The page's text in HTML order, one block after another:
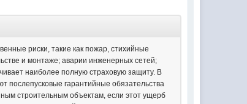
риски, такие как пожар, стихийные
и монтаже; аварии инженерных сетей;
наиболее полную страховую защиту. В
послепусковые гарантийные обязательства
строительным объектам, если этот ущерб